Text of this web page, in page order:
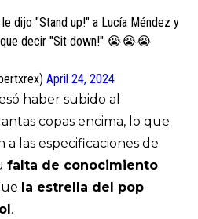
dijo "Stand up!" a Lucía Méndez y
que decir "Sit down!" 😭😭😭
April 24, 2024
haber subido al
copas encima, lo que
las especificaciones de
falta de conocimiento
la estrella del pop
.